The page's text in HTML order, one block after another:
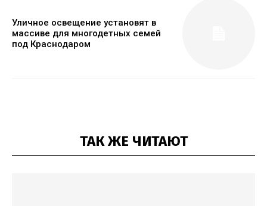
Уличное освещение установят в
массиве для многодетных семей
под Краснодаром
ТАК ЖЕ ЧИТАЮТ